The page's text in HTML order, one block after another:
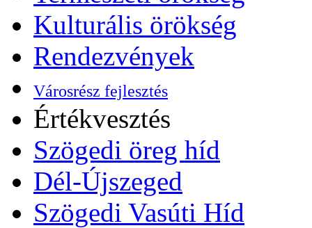
Kulturális örökség
Rendezvények
Városrész fejlesztés
Értékvesztés
Szögedi öreg híd
Dél-Újszeged
Szögedi Vasúti Híd